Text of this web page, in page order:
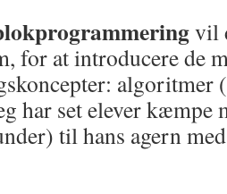
vil
for at introducere de
algoritmer
har set elever kæmpe
til hans agern